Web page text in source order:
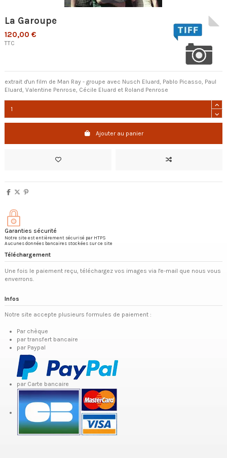
La Garoupe
120,00 €
TTC
extrait d'un film de Man Ray - groupe avec Nusch Eluard, Pablo Picasso, Paul
Eluard, Valentine Penrose, Cécile Eluard et Roland Penrose
Ajouter au panier
Garanties sécurité
Notre site est entièrement sécurisé par HTPS
Aucunes données bancaires stockées sur ce site
Téléchargement
Une fois le paiement reçu, téléchargez vos images via l'e-mail que nous vous
enverrons.
Infos
Notre site accepte plusieurs formules de paiement :
Par chèque
par transfert bancaire
par Paypal
par Carte bancaire